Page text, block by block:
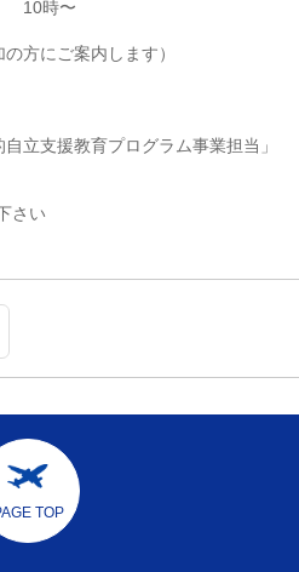
10時〜
方にご案内します）
立支援教育プログラム事業担当」
さい
TOP